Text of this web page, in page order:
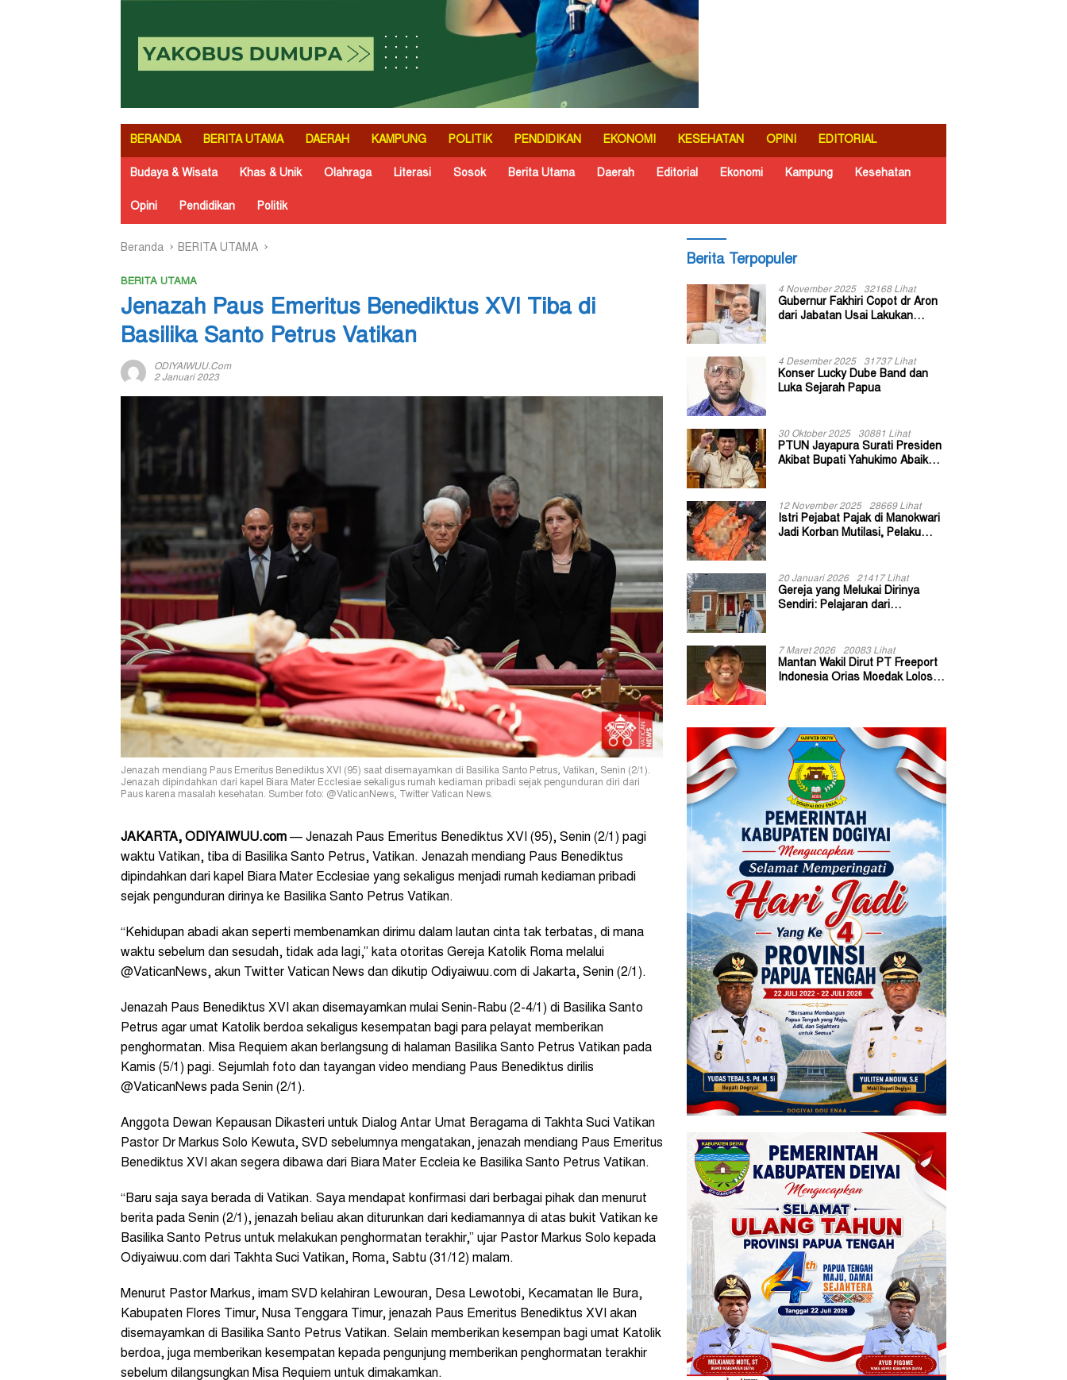
BERANDA BERITA UTAMA DAERAH KAMPUNG POLITIK PENDIDIKAN EKONOMI KESEHATAN OPINI EDITORIAL
Budaya & Wisata Khas & Unik Olahraga Literasi Sosok Berita Utama Daerah Editorial Ekonomi Kampung Kesehatan
Opini Pendidikan Politik
Beranda BERITA UTAMA
BERITA UTAMA
Jenazah Paus Emeritus Benediktus XVI Tiba di
Basilika Santo Petrus Vatikan
ODIYAIWUU.com
2 Januari 2023
Jenazah mendiang Paus Emeritus Benediktus XVI (95) saat disemayamkan di Basilika Santo Petrus, Vatikan, Senin (2/1).
Jenazah dipindahkan dari kapel Biara Mater Ecclesiae sekaligus rumah kediaman pribadi sejak pengunduran diri dari
Paus karena masalah kesehatan. Sumber foto: @VaticanNews, Twitter Vatican News.
JAKARTA, ODIYAIWUU.com — Jenazah Paus Emeritus Benediktus XVI (95), Senin (2/1) pagi
waktu Vatikan, tiba di Basilika Santo Petrus, Vatikan. Jenazah mendiang Paus Benediktus
dipindahkan dari kapel Biara Mater Ecclesiae yang sekaligus menjadi rumah kediaman pribadi
sejak pengunduran dirinya ke Basilika Santo Petrus Vatikan.
“Kehidupan abadi akan seperti membenamkan dirimu dalam lautan cinta tak terbatas, di mana
waktu sebelum dan sesudah, tidak ada lagi,” kata otoritas Gereja Katolik Roma melalui
@VaticanNews, akun Twitter Vatican News dan dikutip Odiyaiwuu.com di Jakarta, Senin (2/1).
Jenazah Paus Benediktus XVI akan disemayamkan mulai Senin-Rabu (2-4/1) di Basilika Santo
Petrus agar umat Katolik berdoa sekaligus kesempatan bagi para pelayat memberikan
penghormatan. Misa Requiem akan berlangsung di halaman Basilika Santo Petrus Vatikan pada
Kamis (5/1) pagi. Sejumlah foto dan tayangan video mendiang Paus Benediktus dirilis
@VaticanNews pada Senin (2/1).
Anggota Dewan Kepausan Dikasteri untuk Dialog Antar Umat Beragama di Takhta Suci Vatikan
Pastor Dr Markus Solo Kewuta, SVD sebelumnya mengatakan, jenazah mendiang Paus Emeritus
Benediktus XVI akan segera dibawa dari Biara Mater Eccleia ke Basilika Santo Petrus Vatikan.
“Baru saja saya berada di Vatikan. Saya mendapat konfirmasi dari berbagai pihak dan menurut
berita pada Senin (2/1), jenazah beliau akan diturunkan dari kediamannya di atas bukit Vatikan ke
Basilika Santo Petrus untuk melakukan penghormatan terakhir,” ujar Pastor Markus Solo kepada
Odiyaiwuu.com dari Takhta Suci Vatikan, Roma, Sabtu (31/12) malam.
Menurut Pastor Markus, imam SVD kelahiran Lewouran, Desa Lewotobi, Kecamatan Ile Bura,
Kabupaten Flores Timur, Nusa Tenggara Timur, jenazah Paus Emeritus Benediktus XVI akan
disemayamkan di Basilika Santo Petrus Vatikan. Selain memberikan kesempan bagi umat Katolik
berdoa, juga memberikan kesempatan kepada pengunjung memberikan penghormatan terakhir
sebelum dilangsungkan Misa Requiem untuk dimakamkan.
Berita Terpopuler
4 November 2025 32168 Lihat
Gubernur Fakhiri Copot dr Aron
dari Jabatan Usai Lakukan
4 Desember 2025 31737 Lihat
Konser Lucky Dube Band dan
Luka Sejarah Papua
30 Oktober 2025 30881 Lihat
PTUN Jayapura Surati Presiden
Akibat Bupati Yahukimo Abaikan
12 November 2025 28669 Lihat
Istri Pejabat Pajak di Manokwari
Jadi Korban Mutilasi, Pelaku
20 Januari 2026 21417 Lihat
Gereja yang Melukai Dirinya
Sendiri: Pelajaran dari
7 Maret 2026 20083 Lihat
Mantan Wakil Dirut PT Freeport
Indonesia Orias Moedak Lolos